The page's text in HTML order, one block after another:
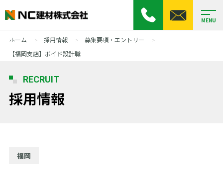
MENU
ホーム 採用情報
募集要項・エントリー
【福岡支店】ボイド設計職
RECRUIT
採用情報
福岡